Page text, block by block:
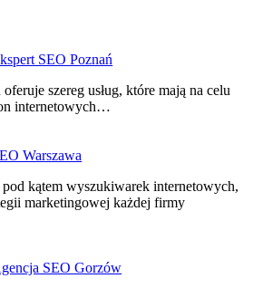
SEO Poznań
szereg usług, które mają na celu
internetowych…
Warszawa
kątem wyszukiwarek internetowych,
marketingowej każdej firmy
SEO Gorzów